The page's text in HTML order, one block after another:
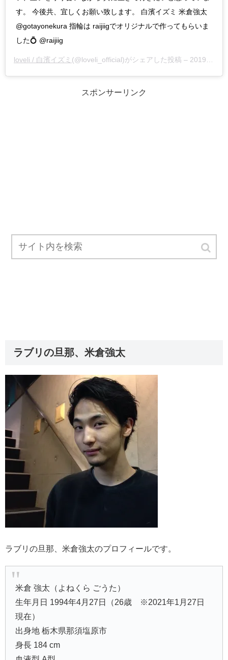
す。 今後共、宜しくお願い致します。 白濱イズミ 米倉強太
@gotayonekura 指輪は raijiigでオリジナルで作ってもらいま
した💍 @raijiig
loveli / 白濱イズミ (@loveli_official)がシェアした投稿 – 2019年11月月28日午前1時58分PST
スポンサーリンク
ラブリの旦那、米倉強太
ラブリの旦那、米倉強太のプロフィールです。
米倉 強太（よねくら ごうた）
生年月日 1994年4月27日（26歳 ※2021年1月27日
現在）
出身地 栃木県那須塩原市
身長 184 cm